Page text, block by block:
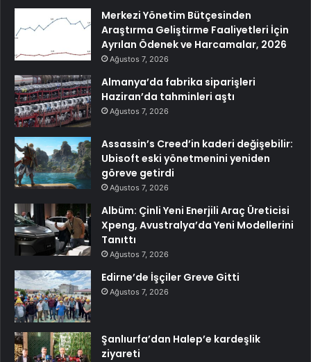
Merkezi Yönetim Bütçesinden
Araştırma Geliştirme Faaliyetleri İçin
Ayrılan Ödenek ve Harcamalar, 2026
Ağustos 7, 2026
Almanya’da fabrika siparişleri
Haziran’da tahminleri aştı
Ağustos 7, 2026
Assassin’s Creed’in kaderi değişebilir:
Ubisoft eski yönetmenini yeniden
göreve getirdi
Ağustos 7, 2026
Albüm: Çinli Yeni Enerjili Araç Üreticisi
Xpeng, Avustralya’da Yeni Modellerini
Tanıttı
Ağustos 7, 2026
Edirne’de İşçiler Greve Gitti
Ağustos 7, 2026
Şanlıurfa’dan Halep’e kardeşlik
ziyareti